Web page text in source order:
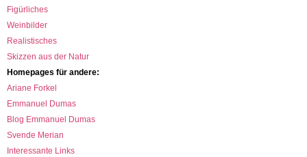
Figürliches
Weinbilder
Realistisches
Skizzen aus der Natur
Homepages für andere:
Ariane Forkel
Emmanuel Dumas
Blog Emmanuel Dumas
Svende Merian
Interessante Links